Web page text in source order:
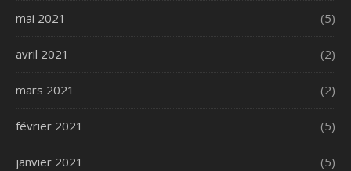
mai 2021 (5)
avril 2021 (2)
mars 2021 (2)
février 2021 (5)
janvier 2021 (5)